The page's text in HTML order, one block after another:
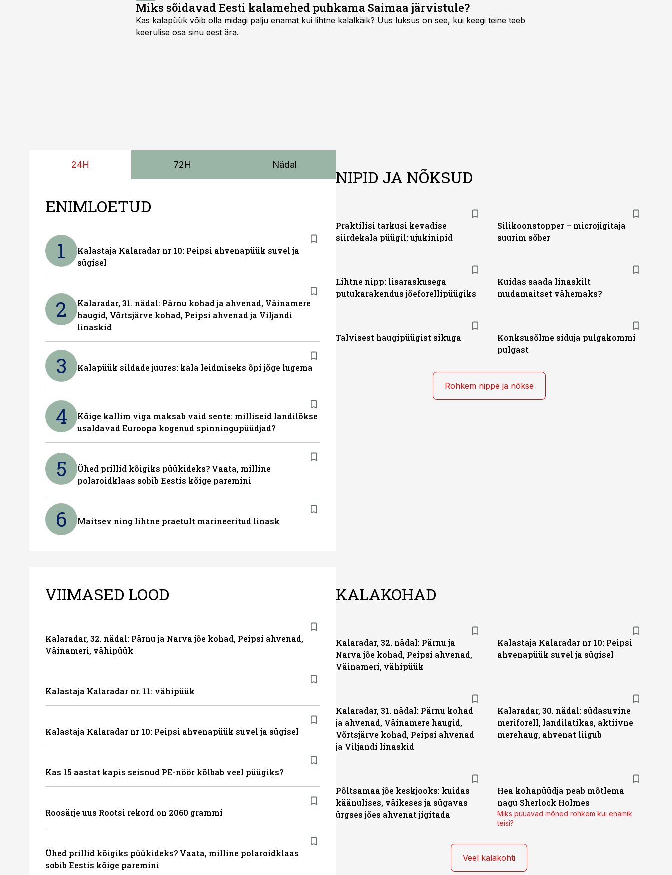
Miks sõidavad Eesti kalamehed puhkama Saimaa järvistule?
Kas kalapüük võib olla midagi palju enamat kui lihtne kalalkäik? Uus luksus on see, kui keegi teine teeb
keerulise osa sinu eest ära.
24H 72H Nädal
ENIMLOETUD
1
Kalastaja Kalaradar nr 10: Peipsi ahvenapüük suvel ja
sügisel
2
Kalaradar, 31. nädal: Pärnu kohad ja ahvenad, Väinamere
haugid, Võrtsjärve kohad, Peipsi ahvenad ja Viljandi
linaskid
3 Kalapüük sildade juures: kala leidmiseks õpi jõge lugema
4
Kõige kallim viga maksab vaid sente: milliseid landilõkse
usaldavad Euroopa kogenud spinningupüüdjad?
5
Ühed prillid kõigiks püükideks? Vaata, milline
polaroidklaas sobib Eestis kõige paremini
6 Maitsev ning lihtne praetult marineeritud linask
NIPID JA NÕKSUD
Praktilisi tarkusi kevadise
siirdekala püügil: ujukinipid
Silikoonstopper – microjigitaja
suurim sõber
Lihtne nipp: lisaraskusega
putukarakendus jõeforellipüügiks
Kuidas saada linaskilt
mudamaitset vähemaks?
Talvisest haugipüügist sikuga
Konksusõlme siduja pulgakommi
pulgast
Rohkem nippe ja nõkse
VIIMASED LOOD
Kalaradar, 32. nädal: Pärnu ja Narva jõe kohad, Peipsi ahvenad,
Väinameri, vähipüük
Kalastaja Kalaradar nr. 11: vähipüük
Kalastaja Kalaradar nr 10: Peipsi ahvenapüük suvel ja sügisel
Kas 15 aastat kapis seisnud PE-nöör kõlbab veel püügiks?
Roosärje uus Rootsi rekord on 2060 grammi
Ühed prillid kõigiks püükideks? Vaata, milline polaroidklaas
sobib Eestis kõige paremini
KALAKOHAD
Kalaradar, 32. nädal: Pärnu ja
Narva jõe kohad, Peipsi ahvenad,
Väinameri, vähipüük
Kalastaja Kalaradar nr 10: Peipsi
ahvenapüük suvel ja sügisel
Kalaradar, 31. nädal: Pärnu kohad
ja ahvenad, Väinamere haugid,
Võrtsjärve kohad, Peipsi ahvenad
ja Viljandi linaskid
Kalaradar, 30. nädal: südasuvine
meriforell, landilatikas, aktiivne
merehaug, ahvenat liigub
Põltsamaa jõe keskjooks: kuidas
käänulises, väikeses ja sügavas
ürgses jões ahvenat jigitada
Hea kohapüüdja peab mõtlema
nagu Sherlock Holmes
Miks püüavad mõned rohkem kui enamik
teisi?
Veel kalakohti